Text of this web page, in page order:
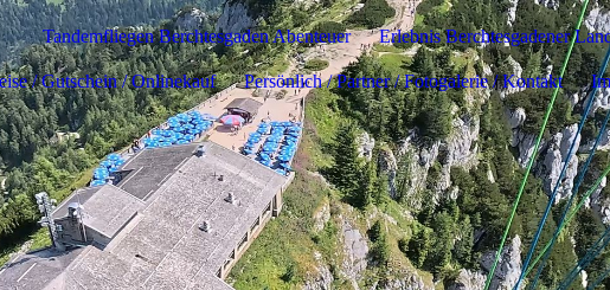
Tandemfliegen Berchtesgaden Abenteuer Erlebnis Berchtesgadener
/ Gutschein / Onlinekauf Persönlich / Partner / Fotogalerie / Kontakt